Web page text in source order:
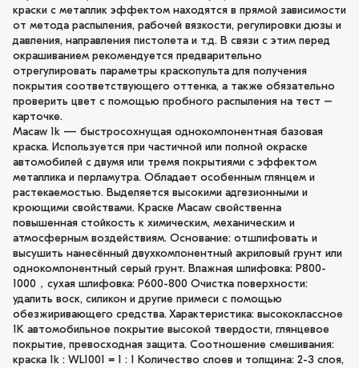
краски с металлик эффектом находятся в прямой зависимости
от метода распыления, рабочей вязкости, регулировки дюзы и
давления, направления пистолета и т.д. В связи с этим перед
окрашиванием рекомендуется предварительно
отрегулировать параметры краскопульта для получения
покрытия соответствующего оттенка, а также обязательно
проверить цвет с помощью пробного распыления на тест –
карточке.
Macaw 1k — быстросохнущая однокомпонентная базовая
краска. Используется при частичной или полной окраске
автомобилей с двумя или тремя покрытиями с эффектом
металлика и перламутра. Обладает особенным глянцем и
растекаемостью. Выделяется высокими адгезионными и
кроющими свойствами. Краске Macaw свойственна
повышенная стойкость к химическим, механическим и
атмосферным воздействиям. Основание: отшлифовать и
высушить нанесённый двухкомпонентный акриловый грунт или
однокомпонентный серый грунт. Влажная шлифовка: P800-
1000，сухая шлифовка: P600-800 Очистка поверхности:
удалить воск, силикон и другие примеси с помощью
обезжиривающего средства. Характеристика: высококлассное
1K автомобильное покрытие высокой твердости, глянцевое
покрытие, превосходная защита. Соотношение смешивания:
краска 1k : WL1001 = 1 : 1 Количество слоев и толщина: 2-3 слоя,